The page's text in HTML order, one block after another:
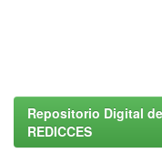
Repositorio Digital
REDICCES